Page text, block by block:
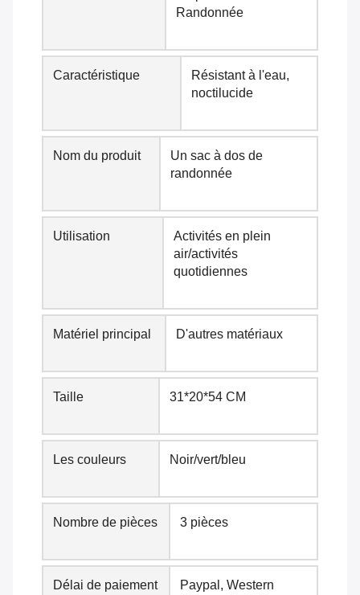
Randonnée
Caractéristique
Résistant à l'eau,
noctilucide
Nom du produit
Un sac à dos de
randonnée
Utilisation
Activités en plein
air/activités
quotidiennes
Matériel principal D'autres matériaux
Taille 31*20*54 CM
Les couleurs Noir/vert/bleu
Nombre de pièces 3 pièces
Délai de paiement
Paypal, Western